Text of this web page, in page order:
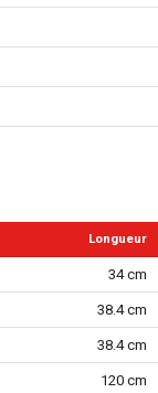
Longueur
34 cm
38.4 cm
38.4 cm
120 cm